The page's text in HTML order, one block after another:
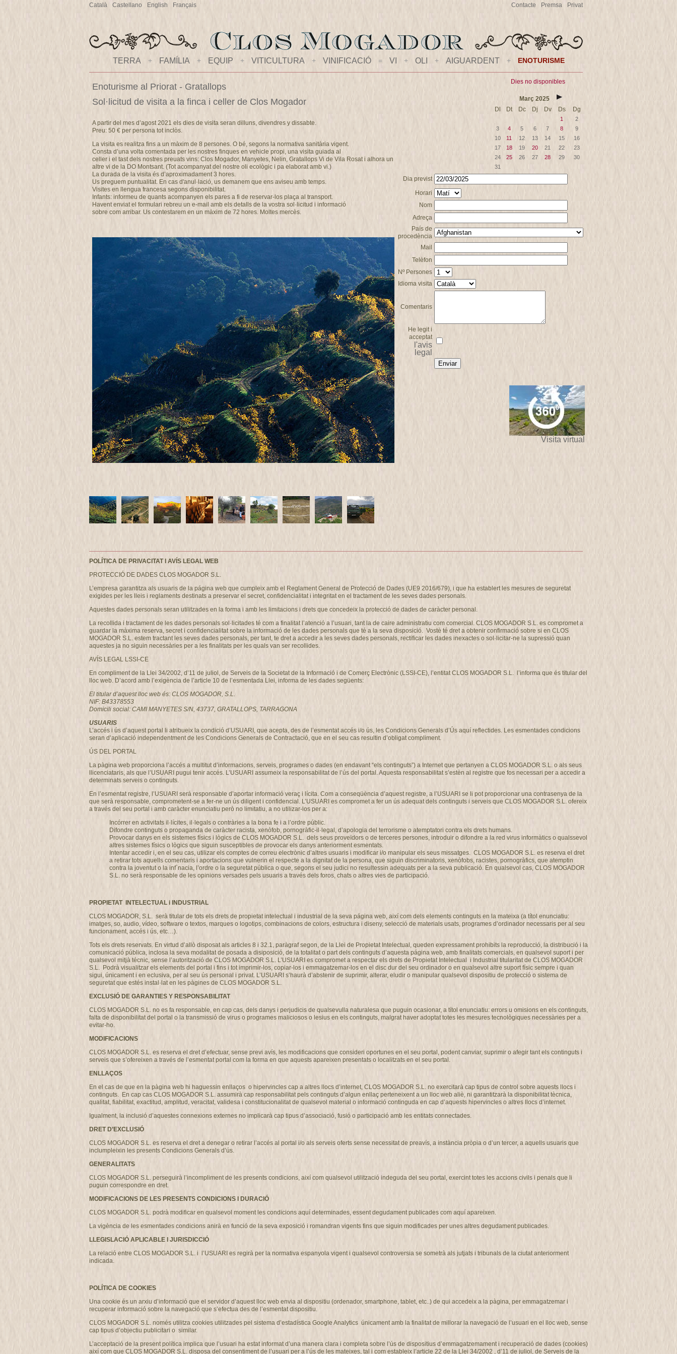
Català Castellano English Français Privat
Premsa
Contacte
TERRA + FAMÍLIA + EQUIP + VITICULTURA + VINIFICACIÓ = VI + OLI + AIGUARDENT + ENOTURISME
Enoturisme al Priorat - Gratallops
Sol·licitud de visita a la finca i celler de Clos Mogador
A partir del mes d’agost 2021 els dies de visita seran dilluns, divendres y dissabte.
Preu: 50 € per persona tot inclòs.
La visita es realitza fins a un màxim de 8 persones. O bé, segons la normativa sanitària vigent.
Consta d’una volta comentada per les nostres finques en vehicle propi, una visita guiada al
celler i el tast dels nostres preuats vins: Clos Mogador, Manyetes, Nelin, Gratallops Vi de Vila Rosat i alhora un
altre vi de la DO Montsant. (Tot acompanyat del nostre oli ecològic i pa elaborat amb vi.)
La durada de la visita és d’aproximadament 3 hores.
Us preguem puntualitat. En cas d'anul·lació, us demanem que ens aviseu amb temps.
Visites en llengua francesa segons disponibilitat.
Infants: informeu de quants acompanyen els pares a fi de reservar-los plaça al transport.
Havent enviat el formulari rebreu un e-mail amb els detalls de la vostra sol·licitud i informació
sobre com arribar. Us contestarem en un màxim de 72 hores. Moltes mercès.
Dies no disponibles
Març 2025
Dl
Dt Dc Dj Dv Ds Dg
1
2
3
4 5 6 7 8
9
10
11 12 13 14 15
16
17
18 19 20 21 22
23
24
25 26 27 28 29
30
31
Dia previst
Horari
Nom
Adreça
País de
procedència
Mail
Telèfon
Nº Persones
Idioma visita
Comentaris
He legit i
acceptat
l'avis
legal
Visita virtual
POLÍTICA DE PRIVACITAT I AVÍS LEGAL WEB
PROTECCIÓ DE DADES CLOS MOGADOR S.L.
L’empresa garantitza als usuaris de la página web que cumpleix amb el Reglament General de Protecció de Dades (UE9 2016/679), i que ha establert les mesures de seguretat
exigides per les lleis i reglaments destinats a preservar el secret, confidencialitat i integritat en el tractament de les seves dades personals.
Aquestes dades personals seran utilitzades en la forma i amb les limitacions i drets que concedeix la protecció de dades de caràcter personal.
La recollida i tractament de les dades personals sol·licitades té com a finalitat l’atenció a l’usuari, tant la de caire administratiu com comercial. CLOS MOGADOR S.L. es compromet a
guardar la màxima reserva, secret i confidencialitat sobre la informació de les dades personals que té a la seva disposició. Vostè té dret a obtenir confirmació sobre si en CLOS
MOGADOR S.L. estem tractant les seves dades personals, per tant, te dret a accedir a les seves dades personals, rectificar les dades inexactes o sol·licitar-ne la supressió quan
aquestes ja no siguin necessàries per a les finalitats per les quals van ser recollides.
AVÍS LEGAL LSSI-CE
En compliment de la Llei 34/2002, d’11 de juliol, de Serveis de la Societat de la Informació i de Comerç Electrònic (LSSI-CE), l’entitat CLOS MOGADOR S.L. l’informa que és titular del
lloc web. D’acord amb l’exigència de l’article 10 de l’esmentada Llei, informa de les dades següents:
El titular d’aquest lloc web és: CLOS MOGADOR, S.L.
NIF: B43378553
Domicili social: CAMI MANYETES S/N, 43737, GRATALLOPS, TARRAGONA
USUARIS
L’accés i ús d’aquest portal li atribueix la condició d’USUARI, que acepta, des de l’esmentat accés i/o ús, les Condicions Generals d’Ús aquí reflectides. Les esmentades condicions
seran d’aplicació independentment de les Condicions Generals de Contractació, que en el seu cas resultin d’obligat compliment.
ÚS DEL PORTAL
La pàgina web proporciona l’accés a multitut d’informacions, serveis, programes o dades (en endavant “els continguts”) a Internet que pertanyen a CLOS MOGADOR S.L. o als seus
llicenciataris, als que l’USUARI pugui tenir accés. L’USUARI assumeix la responsabilitat de l’ús del portal. Aquesta responsabilitat s’estèn al registre que fos necessari per a accedir a
determinats serveis o continguts.
En l’esmentat registre, l’USUARI será responsable d’aportar informació veraç i lícita. Com a conseqüència d’aquest registre, a l’USUARI se li pot proporcionar una contrasenya de la
que serà responsable, comprometent-se a fer-ne un ús diligent i confidencial. L’USUARI es compromet a fer un ús adequat dels continguts i serveis que CLOS MOGADOR S.L. ofereix
a través del seu portal i amb caràcter enunciatiu però no limitatiu, a no utilizar-los per a:
Incórrer en activitats il·lícites, il·legals o contràries a la bona fe i a l’ordre públic.
Difondre continguts o propaganda de caràcter racista, xenòfob, pornogràfic-il·legal, d’apologia del terrorisme o atemptatori contra els drets humans.
Provocar danys en els sistemes físics i lògics de CLOS MOGADOR S.L. dels seus proveïdors o de terceres persones, introduir o difondre a la red virus informàtics o qualssevol
altres sistemes físics o lògics que siguin susceptibles de provocar els danys anteriorment esmentats.
Intentar accedir i, en el seu cas, utilizar els comptes de correu electrònic d’altres usuaris i modificar i/o manipular els seus missatges. CLOS MOGADOR S.L. es reserva el dret
a retirar tots aquells comentaris i aportacions que vulnerin el respecte a la dignitat de la persona, que siguin discriminatoris, xenòfobs, racistes, pornogràfics, que atemptin
contra la joventut o la inf`nacia, l’ordre o la seguretat pública o que, segons el seu judici no resultessin adequats per a la seva publicació. En qualsevol cas, CLOS MOGADOR
S.L. no serà responsable de les opinions versades pels usuaris a través dels foros, chats o altres vies de participació.
PROPIETAT INTELECTUAL i INDUSTRIAL
CLOS MOGADOR, S.L. serà titular de tots els drets de propietat intelectual i industrial de la seva página web, així com dels elements continguts en la mateixa (a títol enunciatiu:
imatges, so, audio, vídeo, software o textos, marques o logotips, combinacions de colors, estructura i diseny, selecció de materials usats, programes d’ordinador necessaris per al seu
funcionament, accés i ús, etc…).
Tots els drets reservats. En virtud d’allò disposat als articles 8 i 32.1, paràgraf segon, de la Llei de Propietat Intelectual, queden expressament prohibits la reproducció, la distribució i la
comunicació pública, inclosa la seva modalitat de posada a disiposició, de la totalitat o part dels continguts d’aquesta página web, amb finalitats comercials, en qualsevol suport i per
qualsevol mitjà técnic, sense l’autorització de CLOS MOGADOR S.L. L’USUARI es compromet a respectar els drets de Propietat Intelectual i Industrial titularitat de CLOS MOGADOR
S.L. Podrà visualitzar els elements del portal i fins i tot imprimir-los, copiar-los i emmagatzemar-los en el disc dur del seu ordinador o en qualsevol altre suport físic sempre i quan
sigui, únicament i en eclusiva, per al seu ús personal i privat. L’USUARI s’haurà d’abstenir de suprimir, alterar, eludir o manipular qualsevol dispositiu de protecció o sistema de
seguretat que estés instal·lat en les pàgines de CLOS MOGADOR S.L.
EXCLUSIÓ DE GARANTIES Y RESPONSABILITAT
CLOS MOGADOR S.L. no es fa responsable, en cap cas, dels danys i perjudicis de qualsevulla naturalesa que puguin ocasionar, a títol enunciatiu: errors u omisions en els continguts,
falta de disponibilitat del portal o la transmissió de virus o programes maliciosos o lesius en els continguts, malgrat haver adoptat totes les mesures tecnològiques necessàries per a
evitar-ho.
MODIFICACIONS
CLOS MOGADOR S.L. es reserva el dret d’efectuar, sense previ avís, les modificacions que consideri oportunes en el seu portal, podent canviar, suprimir o afegir tant els continguts i
serveis que s’ofereixen a través de l’esmentat portal com la forma en que aquests apareixen presentats o localitzats en el seu portal.
ENLLAÇOS
En el cas de que en la pàgina web hi haguessin enllaços o hipervincles cap a altres llocs d’internet, CLOS MOGADOR S.L. no exercitarà cap tipus de control sobre aquests llocs i
continguts. En cap cas CLOS MOGADOR S.L. assumirà cap responsabilitat pels continguts d’algun enllaç perteneixent a un lloc web aliè, ni garantitzarà la disponibilitat tècnica,
qualitat, fiabilitat, exactitud, amplitud, veracitat, validesa i constitucionalitat de qualsevol material o informació continguda en cap d’aquests hipervincles o altres llocs d’internet.
Igualment, la inclusió d’aquestes connexions externes no implicarà cap tipus d’associació, fusió o participació amb les entitats connectades.
DRET D’EXCLUSIÓ
CLOS MOGADOR S.L. es reserva el dret a denegar o retirar l’accés al portal i/o als serveis oferts sense necessitat de preavís, a instància pròpia o d’un tercer, a aquells usuaris que
inclumpleixin les presents Condicions Generals d’ús.
GENERALITATS
CLOS MOGADOR S.L. perseguirà l’incompliment de les presents condicions, així com qualsevol utilització indeguda del seu portal, exercint totes les accions civils i penals que li
puguin correspondre en dret.
MODIFICACIONS DE LES PRESENTS CONDICIONS I DURACIÓ
CLOS MOGADOR S.L. podrà modificar en qualsevol moment les condicions aquí determinades, essent degudament publicades com aquí apareixen.
La vigència de les esmentades condicions anirà en funció de la seva exposició i romandran vigents fins que siguin modificades per unes altres degudament publicades.
LLEGISLACIÓ APLICABLE I JURISDICCIÓ
La relació entre CLOS MOGADOR S.L. i l’USUARI es regirà per la normativa espanyola vigent i qualsevol controversia se sometrà als jutjats i tribunals de la ciutat anteriorment
indicada.
POLÍTICA DE COOKIES
Una cookie és un arxiu d’informació que el servidor d’aquest lloc web envia al dispositiu (ordenador, smartphone, tablet, etc..) de qui accedeix a la pàgina, per emmagatzemar i
recuperar informació sobre la navegació que s’efectua des de l’esmentat dispositiu.
CLOS MOGADOR S.L. només utilitza cookies utilitzades pel sistema d’estadística Google Analytics únicament amb la finalitat de millorar la navegació de l’usuari en el lloc web, sense
cap tipus d’objectiu publicitari o similar.
L’acceptació de la present política implica que l’usuari ha estat informat d’una manera clara i completa sobre l’ús de dispositius d’emmagatzemament i recuperació de dades (cookies)
així com que CLOS MOGADOR S.L. disposa del consentiment de l’usuari per a l’ús de les mateixes, tal i com estableix l’article 22 de la Llei 34/2002 , d’11 de juliol, de Serveis de la